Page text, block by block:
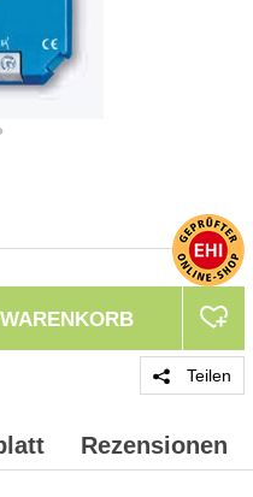
WARENKORB
Teilen
Rezensionen